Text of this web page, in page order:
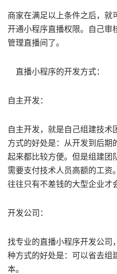
商家在满足以上条件之后，就
开通小程序直播权限。自己审
管理直播间了。
直播小程序的开发方式：
自主开发：
自主开发，就是自己组建技术
方式的好处是：从开发到后期
起来都比较方便。但是组建团
需要支付技术人员高额的工资
往往只有不差钱的大型企业才
开发公司：
找专业的直播小程序开发公司
种方式的好处是：可以省去组
本。